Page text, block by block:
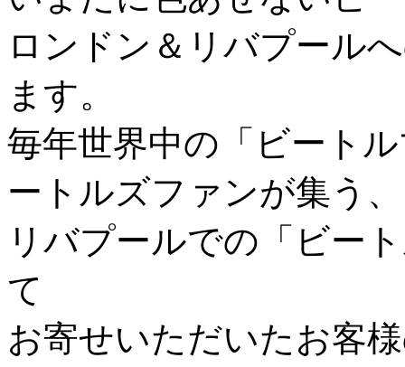
ロンドン＆リバプール
ます。
毎年世界中の「ビート
ートルズファンが集う、
リバプールでの「ビー
て
お寄せいただいたお客